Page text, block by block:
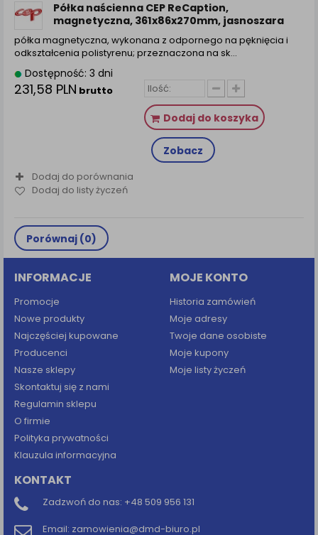
Półka naścienna CEP ReCaption,
magnetyczna, 361x86x270mm, jasnoszara
półka magnetyczna, wykonana z odpornego na pęknięcia i
odkształcenia polistyrenu; przeznaczona na sk...
Dostępność: 3 dni
231,58 PLN brutto
Dodaj do koszyka
Zobacz
Dodaj do porównania
Dodaj do listy życzeń
Porównaj (0)
INFORMACJE
Promocje
Nowe produkty
Najczęściej kupowane
Producenci
Nasze sklepy
Skontaktuj się z nami
Regulamin sklepu
O firmie
Polityka prywatności
Klauzula informacyjna
MOJE KONTO
Historia zamówień
Moje adresy
Twoje dane osobiste
Moje kupony
Moje listy życzeń
KONTAKT
Zadzwoń do nas: +48 509 956 131
Email: zamowienia@dmd-biuro.pl